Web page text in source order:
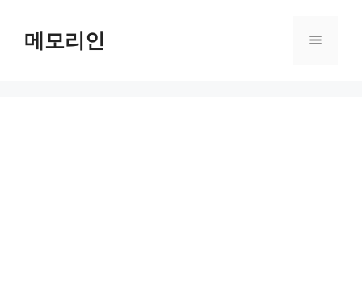
content메모리인 Menu